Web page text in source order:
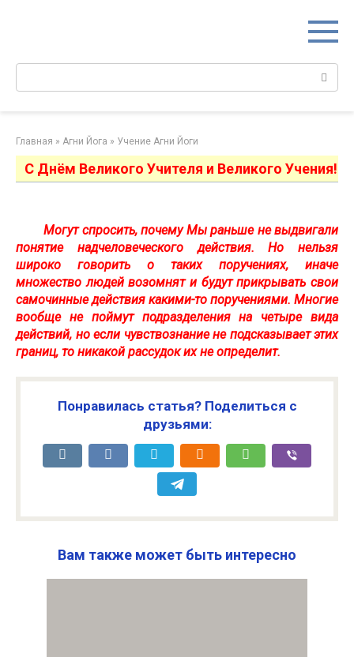
Поиск:
Главная » Агни Йога » Учение Агни Йоги
С Днём Великого Учителя и Великого Учения!
Могут спросить, почему Мы раньше не выдвигали
понятие надчеловеческого действия. Но нельзя
широко говорить о таких поручениях, иначе
множество людей возомнят и будут прикрывать свои
самочинные действия какими-то поручениями. Многие
вообще не поймут подразделения на четыре вида
действий, но если чувствознание не подсказывает этих
границ, то никакой рассудок их не определит.
Понравилась статья? Поделиться с
друзьями:
Вам также может быть интересно